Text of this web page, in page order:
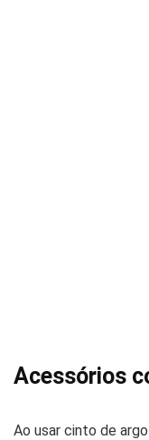
Acessórios
Ao usar cinto de